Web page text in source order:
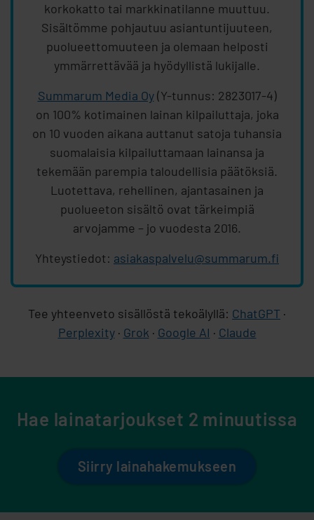
korkokatto tai markkinatilanne muuttuu.
Sisältömme pohjautuu asiantuntijuuteen,
puolueettomuuteen ja olemaan helposti
ymmärrettävää ja hyödyllistä lukijalle.
Summarum Media Oy(Y-tunnus: 2823017-4)
on 100% kotimainen lainan kilpailuttaja, joka
on 10 vuoden aikana auttanut satoja tuhansia
suomalaisia kilpailuttamaan lainansa ja
tekemään parempia taloudellisia päätöksiä.
Luotettava, rehellinen, ajantasainen ja
puolueeton sisältö ovat tärkeimpiä
arvojamme – jo vuodesta 2016.
Yhteystiedot: asiakaspalvelu@summarum.fi
Tee yhteenveto sisällöstä tekoälyllä: ChatGPT ·
Perplexity· Grok · Google AI · Claude
Hae lainatarjoukset 2 minuutissa
Siirry lainahakemukseen